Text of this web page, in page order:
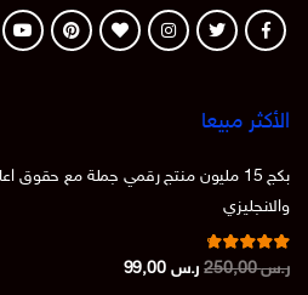
الأكثر مبيعا
بكج 15 مليون منتج رقمي جملة مع حقوق
والانجليزي
تم التقييم
4.86من 5ر.س250,00
السعر
ر.س 99,00
السعر